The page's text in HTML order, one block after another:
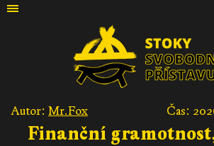
Autor: Mr.Fox Čas:
Finanční